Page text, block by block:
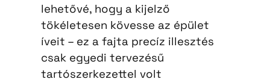
lehetővé, hogy a kijelző
tökéletesen kövesse az épület
íveit – ez a fajta precíz illesztés
csak egyedi tervezésű
tartószerkezettel volt